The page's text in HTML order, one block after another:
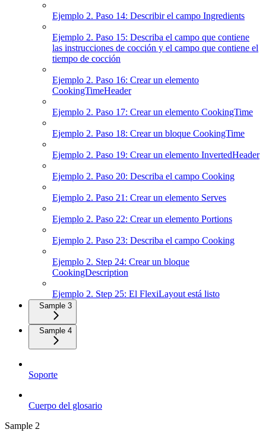
Ejemplo 2. Paso 14: Describir el campo Ingredients
Ejemplo 2. Paso 15: Describa el campo que contiene
las instrucciones de cocción y el campo que contiene el
tiempo de cocción
Ejemplo 2. Paso 16: Crear un elemento
CookingTimeHeader
Ejemplo 2. Paso 17: Crear un elemento CookingTime
Ejemplo 2. Paso 18: Crear un bloque CookingTime
Ejemplo 2. Paso 19: Crear un elemento InvertedHeader
Ejemplo 2. Paso 20: Describa el campo Cooking
Ejemplo 2. Paso 21: Crear un elemento Serves
Ejemplo 2. Paso 22: Crear un elemento Portions
Ejemplo 2. Paso 23: Describa el campo Cooking
Ejemplo 2. Step 24: Crear un bloque
CookingDescription
Ejemplo 2. Step 25: El FlexiLayout está listo
Sample 3
Sample 4
Soporte
Cuerpo del glosario
Sample 2